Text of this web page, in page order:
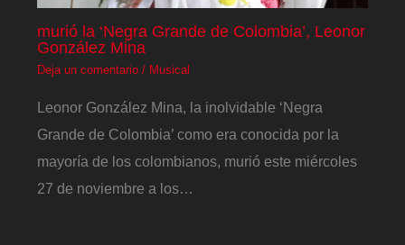
murió la ‘Negra Grande de Colombia’, Leonor
González Mina
Deja un comentario / Musical
Leonor González Mina, la inolvidable ‘Negra
Grande de Colombia’ como era conocida por la
mayoría de los colombianos, murió este miércoles
27 de noviembre a los…